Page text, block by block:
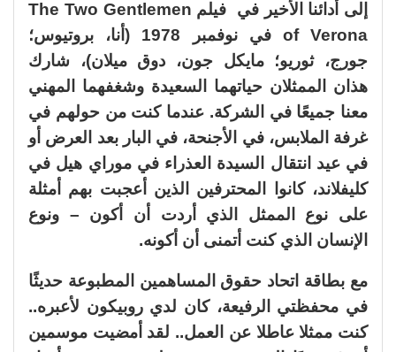
إلى أدائنا الأخير في فيلم The Two Gentlemen
of Verona في نوفمبر 1978 (أنا، بروتيوس؛
جورج، ثوريو؛ مايكل جون، دوق ميلان)، شارك
هذان الممثلان حياتهما السعيدة وشغفهما المهني
معنا جميعًا في الشركة. عندما كنت من حولهم في
غرفة الملابس، في الأجنحة، في البار بعد العرض أو
في عيد انتقال السيدة العذراء في موراي هيل في
كليفلاند، كانوا المحترفين الذين أعجبت بهم أمثلة
على نوع الممثل الذي أردت أن أكون – ونوع
الإنسان الذي كنت أتمنى أن أكونه.
مع بطاقة اتحاد حقوق المساهمين المطبوعة حديثًا
في محفظتي الرفيعة، كان لدي روبيكون لأعبره..
كنت ممثلا عاطلا عن العمل.. لقد أمضيت موسمين